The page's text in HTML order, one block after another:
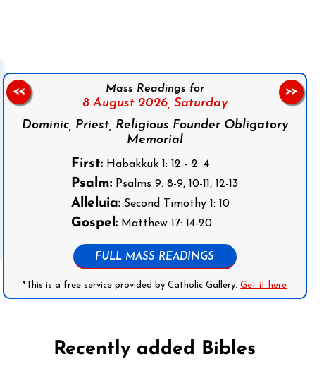
Mass Readings for
8 August 2026, Saturday
Dominic, Priest, Religious Founder Obligatory
Memorial
First: Habakkuk 1: 12 - 2: 4
Psalm: Psalms 9: 8-9, 10-11, 12-13
Alleluia: Second Timothy 1: 10
Gospel: Matthew 17: 14-20
FULL MASS READINGS
*This is a free service provided by Catholic Gallery.Get it here
<< >>
Recently added Bibles